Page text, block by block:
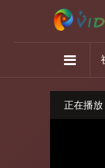
正在播